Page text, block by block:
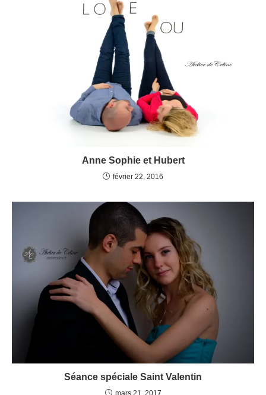
Anne Sophie et Hubert
février 22, 2016
Séance spéciale Saint Valentin
mars 21, 2017